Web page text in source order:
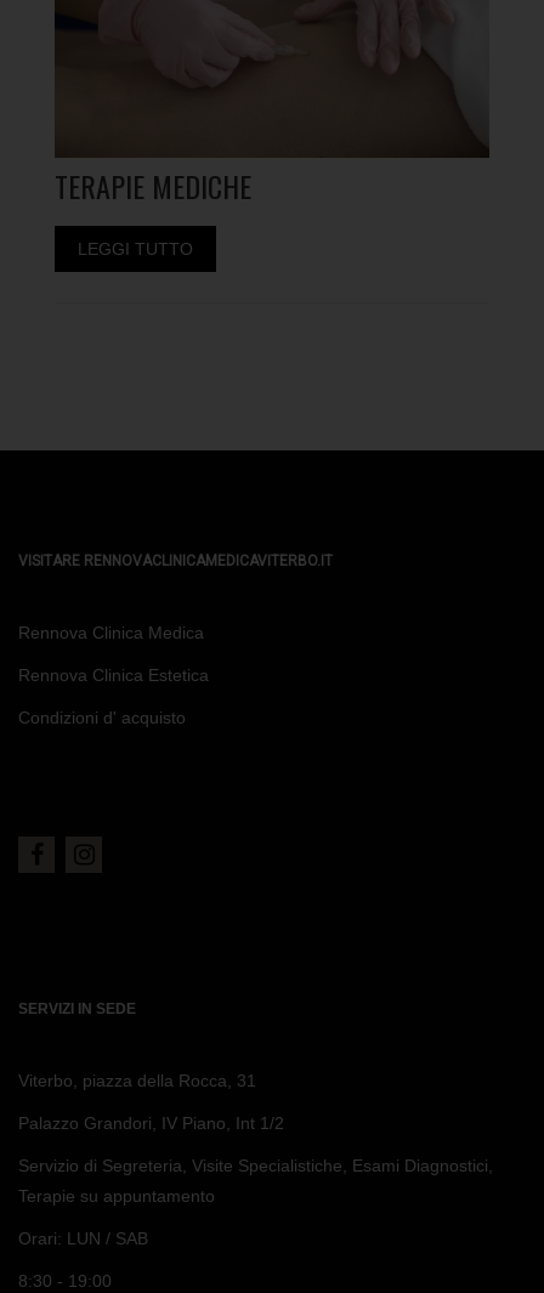
TERAPIE MEDICHE
LEGGI TUTTO
VISITARE RENNOVACLINICAMEDICAVITERBO.IT
Rennova Clinica Medica
Rennova Clinica Estetica
Condizioni d' acquisto
SERVIZI IN SEDE
Viterbo, piazza della Rocca, 31
Palazzo Grandori, IV Piano, Int 1/2
Servizio di Segreteria, Visite Specialistiche, Esami Diagnostici,
Terapie su appuntamento
Orari: LUN / SAB
8:30 - 19:00